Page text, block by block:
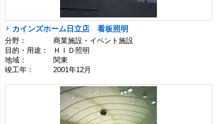
カインズホーム日立店 看板照明
分野：
商業施設・イベント施設
目的・用途：
ＨＩＤ照明
地域：
関東
竣工年：
2001年12月